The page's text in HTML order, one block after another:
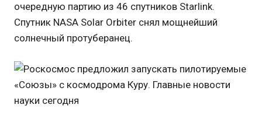
очередную партию из 46 спутников Starlink.
Спутник NASA Solar Orbiter снял мощнейший
солнечный протуберанец.